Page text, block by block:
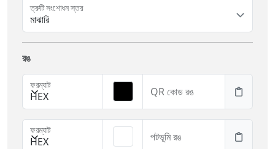
মাঝারি
ত্রুটি সংশোধন স্তর
রঙ
HEX
ফরম্যাট
QR কোড রঙ
HEX
ফরম্যাট
পটভূমি রঙ